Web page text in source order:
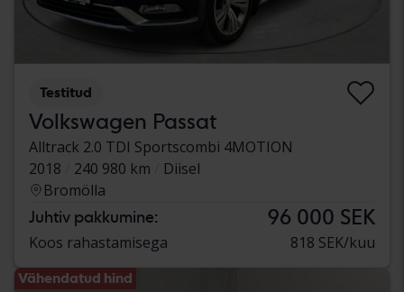
Testitud
Volkswagen Passat
Alltrack 2.0 TDI Sportscombi 4MOTION
2018
240 980 km
Diisel
Bromölla
Juhtiv pakkumine: 96 000 SEK
Koos rahastamisega 818 SEK/kuu
Vähendatud hind